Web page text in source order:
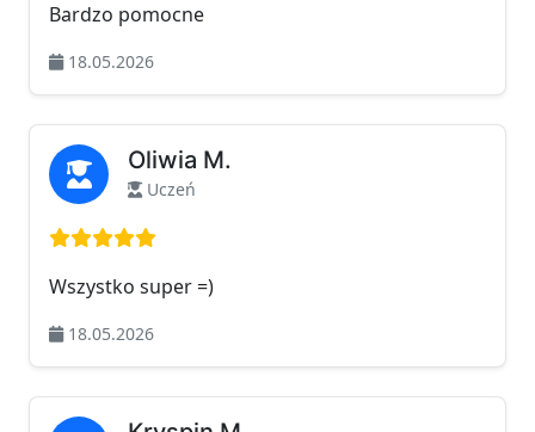
Bardzo pomocne
18.05.2026
Oliwia M.
Uczeń
Ocena: 5 na 5
Wszystko super =)
18.05.2026